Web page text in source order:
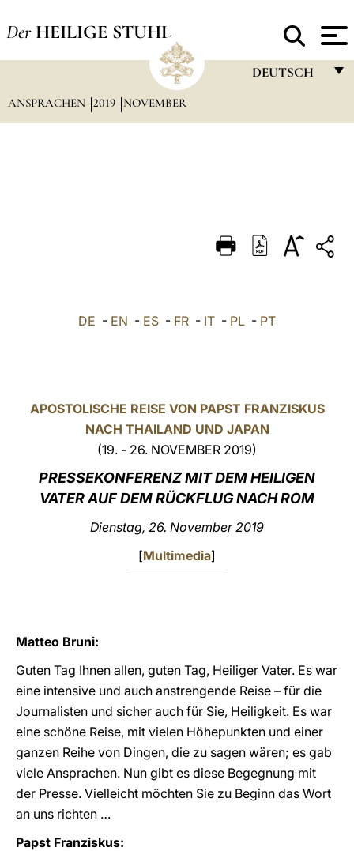
Der HEILIGE STUHL
DEUTSCH
DEUTSCH
العربيّة
ANSPRACHEN 2019 NOVEMBER
DE - EN - ES - FR - IT - PL - PT
APOSTOLISCHE REISE VON PAPST FRANZISKUS
NACH THAILAND UND JAPAN
(19. - 26. NOVEMBER 2019)
PRESSEKONFERENZ MIT DEM HEILIGEN
VATER AUF DEM RÜCKFLUG NACH ROM
Dienstag, 26. November 2019
[Multimedia]
Matteo Bruni:
Guten Tag Ihnen allen, guten Tag, Heiliger Vater. Es war
eine intensive und auch anstrengende Reise – für die
Journalisten und sicher auch für Sie, Heiligkeit. Es war
eine schöne Reise, mit vielen Höhepunkten und einer
ganzen Reihe von Dingen, die zu sagen wären; es gab
viele Ansprachen. Nun gibt es diese Begegnung mit
der Presse. Vielleicht möchten Sie zu Beginn das Wort
an uns richten …
Papst Franziskus: